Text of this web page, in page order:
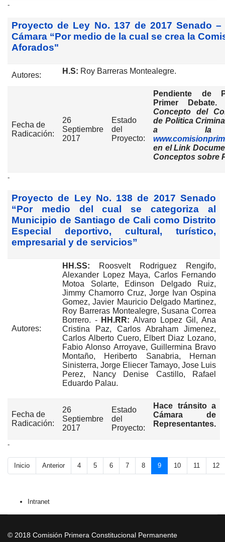
-
Proyecto de Ley No. 137 de 2017 Senado –
Cámara “Por medio de la cual se crea la
Aforados"
Autores: H.S: Roy Barreras Montealegre.
Fecha de
Radicación:
26
Septiembre
2017
Estado
del
Proyecto:
Pendiente de
Primer
Concepto del
de Politica
a la
en el Link
Conceptos sobre
-
Proyecto de Ley No. 138 de 2017 Senado
“Por medio del cual se categoriza al
Municipio de Santiago de Cali como Distrito
Especial deportivo, cultural, turístico,
empresarial y de servicios”
Autores:
HH.SS: Roosvelt Rodriguez Rengifo,
Alexander Lopez Maya, Carlos Fernando
Motoa Solarte, Edinson Delgado Ruiz,
Jimmy Chamorro Cruz, Jorge Ivan Ospina
Gomez, Javier Mauricio Delgado Martinez,
Roy Barreras Montealegre, Susana Correa
Borrero. - HH.RR: Alvaro Lopez Gil, Ana
Cristina Paz, Carlos Abraham Jimenez,
Carlos Alberto Cuero, Elbert Diaz Lozano,
Fabio Alonso Arroyave, Guillermina Bravo
Montaño, Heriberto Sanabria, Hernan
Sinisterra, Jorge Eliecer Tamayo, Jose Luis
Perez, Nancy Denise Castillo, Rafael
Eduardo Palau.
Fecha de
Radicación:
26
Septiembre
2017
Estado
del
Proyecto:
Hace tránsito a
Cámara de
Representantes.
-
Inicio Anterior 4 5 6 7 8 9 10 11 12
Intranet
© 2018 Comisión Primera Constitucional Permanente